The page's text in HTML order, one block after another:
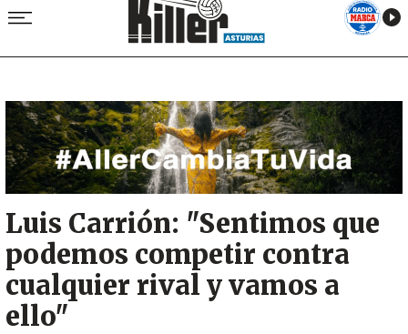
Image
Luis Carrión: "Sentimos que
podemos competir contra
cualquier rival y vamos a
ello"